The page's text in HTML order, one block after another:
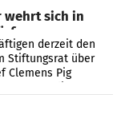
wehrt sich in
derzeit den
Stiftungsrat über
Clemens Pig